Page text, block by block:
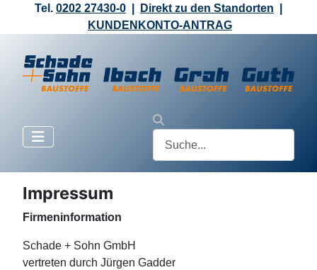
Tel. 0202 27430-0 Direkt zu den Standorten
KUNDENKONTO-ANTRAG
Impressum
Firmeninformation
Schade + Sohn GmbH
vertreten durch Jürgen Gadder